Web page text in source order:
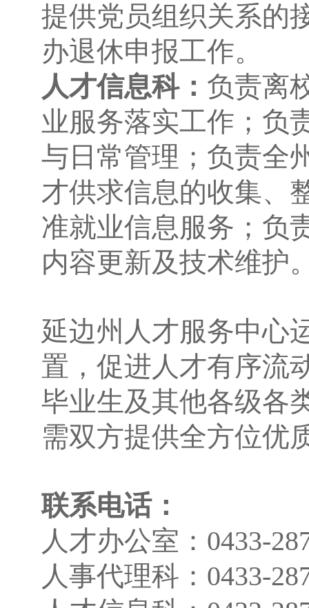
提供党员组织关系的
办退休申报工作。
人才信息科： 负责离
业服务落实工作；负
与日常管理；负责全
才供求信息的收集、
准就业信息服务；负
内容更新及技术维护
延边州人才服务中心
置，促进人才有序流
毕业生及其他各级各
需双方提供全方位优
联系电话：
人才办公室：0433-
人事代理科：0433-